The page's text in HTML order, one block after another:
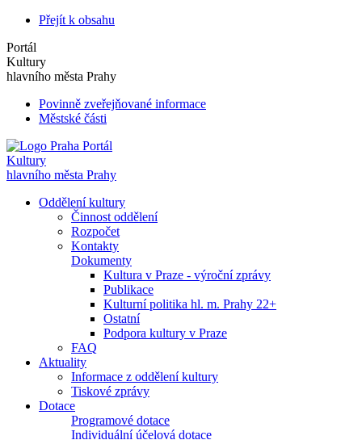
Přejít k obsahu
Portál
Kultury
hlavního města Prahy
Povinně zveřejňované informace
Městské části
Portál
Kultury
hlavního města Prahy
Oddělení kultury
Činnost oddělení
Rozpočet
Kontakty
Dokumenty
Kultura v Praze - výroční zprávy
Publikace
Kulturní politika hl. m. Prahy 22+
Ostatní
Podpora kultury v Praze
FAQ
Aktuality
Informace z oddělení kultury
Tiskové zprávy
Dotace
Programové dotace
Individuální účelová dotace